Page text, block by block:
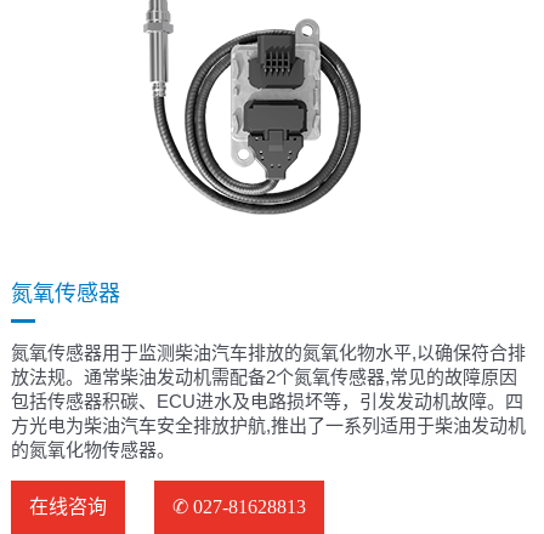
氮氧传感器
氮氧传感器用于监测柴油汽车排放的氮氧化物水平,以确保符合排
放法规。通常柴油发动机需配备2个氮氧传感器,常见的故障原因
包括传感器积碳、ECU进水及电路损坏等，引发发动机故障。四
方光电为柴油汽车安全排放护航,推出了一系列适用于柴油发动机
的氮氧化物传感器。
在线咨询 ✆ 027-81628813